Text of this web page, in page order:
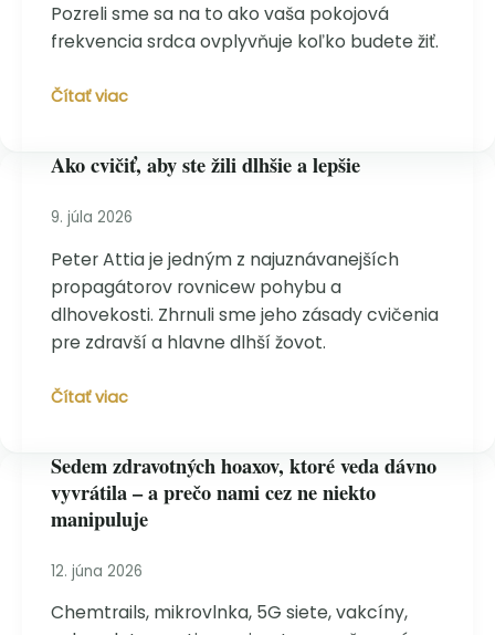
dlhovekosti
Pozreli sme sa na to ako vaša pokojová
frekvencia srdca ovplyvňuje koľko budete žiť.
Čo
frekvencia
o
vášho
života
Čítať viac
Ako cvičiť, aby ste žili dlhšie a lepšie
9. júla 2026
Peter Attia je jedným z najuznávanejších
propagátorov rovnicew pohybu a
dlhovekosti. Zhrnuli sme jeho zásady cvičenia
pre zdravší a hlavne dlhší žovot.
Ako
ste
žili
dlhšie
lepšie
Čítať viac
Sedem zdravotných hoaxov, ktoré veda dávno
vyvrátila – a prečo nami cez ne niekto
manipuluje
12. júna 2026
Chemtrails, mikrovlnka, 5G siete, vakcíny,